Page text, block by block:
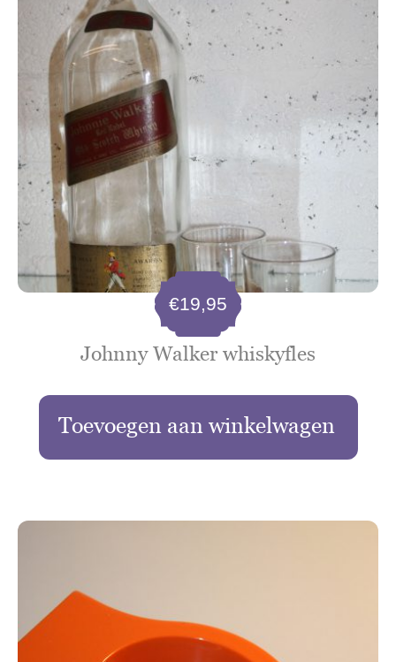
Johnny Walker whiskyfles
€19,95
Toevoegen aan winkelwagen